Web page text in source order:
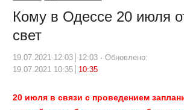
Кому в Одессе 20 июля
свет
19.07.2021 12:03 12:03
Обновлено:
19.07.2021 10:35
10:35
20 июля в связи с проведением